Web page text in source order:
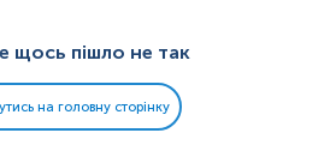
щось пішло не так
на головну сторінку